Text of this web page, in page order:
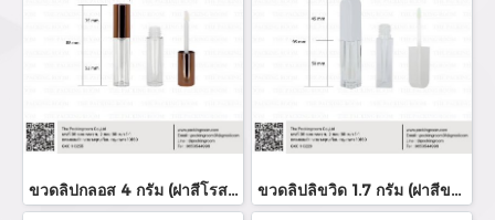
ขวดลิปกลอส 4 กรัม (ฝาสีโรสโกล์ด) ขวดลิปลิขวิด 1.7 กรัม (ฝาสีขาว)